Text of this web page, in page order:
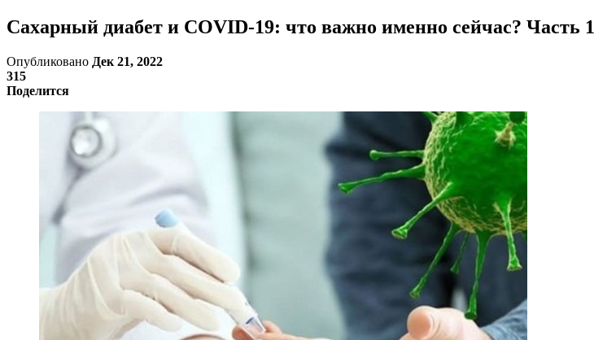
Сахарный диабет и COVID-19: что важно именно сейчас? Часть 1
Опубликовано Дек 21, 2022
315
Поделится